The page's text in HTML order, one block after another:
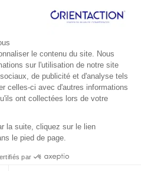
apprécie la
qu’elle
avec les
suite à une
santé son poste va
un an pour
C’est dans ce
à Orient'Action®.